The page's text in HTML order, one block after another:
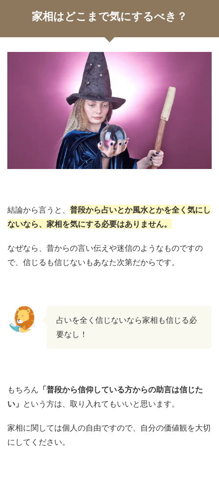
家相はどこまで気にするべき？
結論から言うと、 普段から占いとか風水とかを全く気にし
ないなら、家相を気にする必要はありません。
なぜなら、昔からの言い伝えや迷信のようなものですの
で、信じるも信じないもあなた次第だからです。
占いを全く信じないなら家相も信じる必
要なし！
もちろん 「普段から信仰している方からの助言は信じた
い」 という方は、取り入れてもいいと思います。
家相に関しては個人の自由ですので、自分の価値観を大切
にしてください。